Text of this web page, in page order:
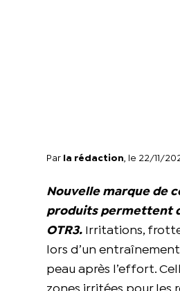
Par la rédaction , le 22/11/
Nouvelle marque de
produits permettent
OTR3. Irritations,
lors d’un
peau après l’effort.